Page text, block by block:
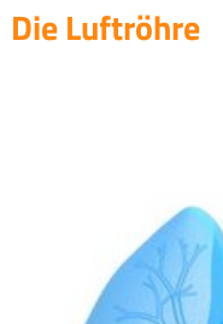
Die Luftröhre